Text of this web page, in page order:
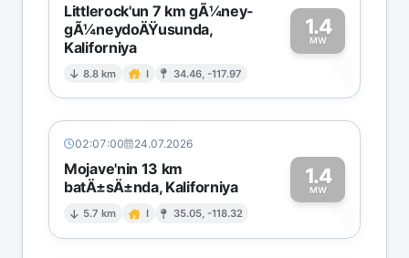
Littlerock'un 7 km gÃ¼ney-
gÃ¼neydoÄŸusunda,
Kaliforniya
8.8 km I 34.46, -117.97
1.4
MW
1
02:07:00 24.07.2026
Mojave'nin 13 km
batÄ±sÄ±nda, Kaliforniya
5.7 km I 35.05, -118.32
1.4
MW1